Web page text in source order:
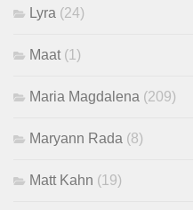
Lyra (24)
Maat(1)
Maria Magdalena (209)
Maryann Rada (8)
Matt Kahn (19)